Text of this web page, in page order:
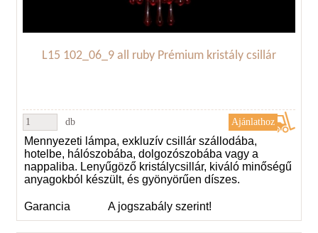
L15 102_06_9 all ruby Prémium kristály csillár
db
Mennyezeti lámpa, exkluzív csillár szállodába,
hotelbe, hálószobába, dolgozószobába vagy a
nappaliba. Lenyűgöző kristálycsillár, kiváló minőségű
anyagokból készült, és gyönyörűen díszes.
Garancia A jogszabály szerint!